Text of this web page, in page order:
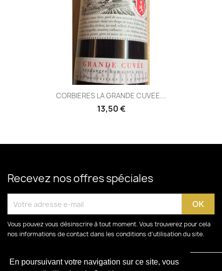
En poursuivant votre navigation sur ce site, vous
CORBIERES LA GRANDE CUVEE...
13,50 €
Recevez nos offres spéciales
Vous pouvez vous désinscrire à tout moment. Vous trouverez pour cela
nos informations de contact dans les conditions d'utilisation du site.